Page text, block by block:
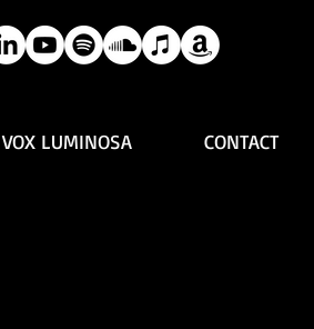
VOX LUMINOSA CONTACT